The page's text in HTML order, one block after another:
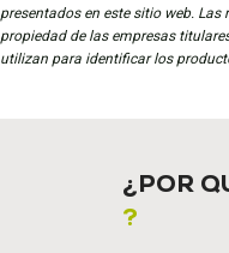
presentados en este sitio web.
propiedad de las empresas
utilizan para identificar los
¿POR
?